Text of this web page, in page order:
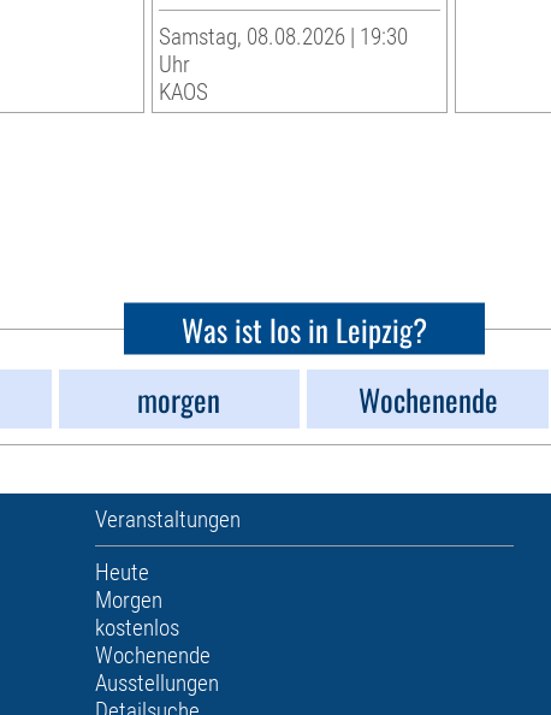
Samstag, 08.08.2026 | 19:30
Uhr
KAOS
Was ist los in Leipzig?
morgen Wochenende
Veranstaltungen
Heute
Morgen
kostenlos
Wochenende
Ausstellungen